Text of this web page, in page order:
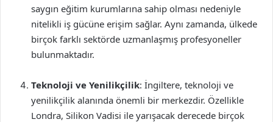
saygın eğitim kurumlarına sahip olması nedeniyle
nitelikli iş gücüne erişim sağlar. Aynı zamanda, ülkede
birçok farklı sektörde uzmanlaşmış profesyoneller
bulunmaktadır.
Teknoloji ve Yenilikçilik: İngiltere, teknoloji ve
yenilikçilik alanında önemli bir merkezdir. Özellikle
Londra, Silikon Vadisi ile yarışacak derecede birçok